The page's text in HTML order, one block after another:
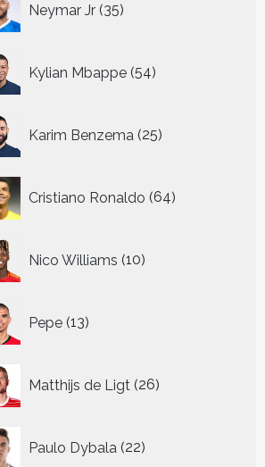
Neymar Jr 35
producten
Kylian Mbappe 54
producten
Karim Benzema 25
producten
Cristiano Ronaldo 64
producten
Nico Williams 10
producten
Pepe 13
producten
Matthijs de Ligt 26
producten
Paulo Dybala 22
producten